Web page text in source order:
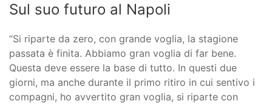
Sul suo futuro al Napoli
“Si riparte da zero, con grande voglia, la stagione
passata è finita. Abbiamo gran voglia di far bene.
Questa deve essere la base di tutto. In questi due
giorni, ma anche durante il primo ritiro in cui sentivo i
compagni, ho avvertito gran voglia, si riparte con